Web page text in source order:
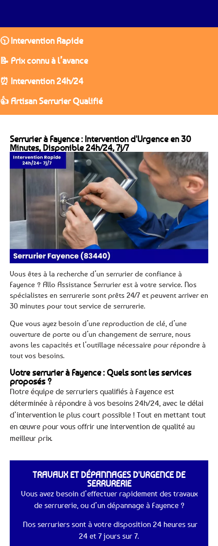
🕥 Intervention Rapide
📝 Prix connu à l’avance
⏰ Intervention 24h/24
👍 Artisan Serrurier Qualifié
Serrurier à Fayence : Intervention d'Urgence en 30
Minutes, Disponible 24h/24, 7j/7
Vous êtes à la recherche d’un serrurier de confiance à
Fayence ? Allo Assistance Serrurier est à votre service. Nos
spécialistes en serrurerie sont prêts 24/7 et peuvent arriver en
30 minutes pour tout service de serrurerie.
Que vous ayez besoin d’une reproduction de clé, d’une
ouverture de porte ou d’un changement de serrure, nous
avons les capacités et l’outillage nécessaire pour répondre à
tout vos besoins.
Votre serrurier à Fayence : Quels sont les services
proposés ?
Notre équipe de serruriers qualifiés à Fayence est
déterminée à répondre à vos besoins 24h/24, avec le délai
d’intervention le plus court possible ! Tout en mettant tout
en œuvre pour vous offrir une intervention de qualité au
meilleur prix.
TRAVAUX ET DÉPANNAGES D'URGENCE DE
SERRURERIE
Vous avez besoin d’effectuer rapidement des travaux
de serrurerie, ou d’un dépannage à Fayence ?
Nos serruriers sont à votre disposition 24 heures sur
24 et 7 jours sur 7.